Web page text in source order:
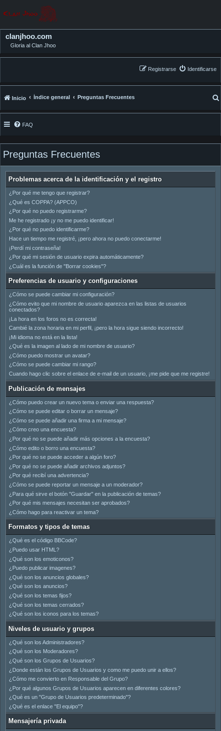
clanjhoo.com
Gloria al Clan Jhoo
Identificarse
Registrarse
Inicio Índice general Preguntas Frecuentes
FAQ
Preguntas Frecuentes
Problemas acerca de la identificación y el registro
¿Por qué me tengo que registrar?
¿Qué es COPPA? (APPCO)
¿Por qué no puedo registrarme?
Me he registrado ¡y no me puedo identificar!
¿Por qué no puedo identificarme?
Hace un tiempo me registré, ¡pero ahora no puedo conectarme!
¡Perdí mi contraseña!
¿Por qué mi sesión de usuario expira automáticamente?
¿Cuál es la función de "Borrar cookies"?
Preferencias de usuario y configuraciones
¿Cómo se puede cambiar mi configuración?
¿Cómo evito que mi nombre de usuario aparezca en las listas de usuarios
conectados?
¡La hora en los foros no es correcta!
Cambié la zona horaria en mi perfil, ¡pero la hora sigue siendo incorrecto!
¡Mi idioma no está en la lista!
¿Qué es la imagen al lado de mi nombre de usuario?
¿Cómo puedo mostrar un avatar?
¿Cómo se puede cambiar mi rango?
Cuando hago clic sobre el enlace de e-mail de un usuario, ¡me pide que me registre!
Publicación de mensajes
¿Cómo puedo crear un nuevo tema o enviar una respuesta?
¿Cómo se puede editar o borrar un mensaje?
¿Cómo se puede añadir una firma a mi mensaje?
¿Cómo creo una encuesta?
¿Por qué no se puede añadir más opciones a la encuesta?
¿Cómo edito o borro una encuesta?
¿Por qué no se puede acceder a algún foro?
¿Por qué no se puede añadir archivos adjuntos?
¿Por qué recibí una advertencia?
¿Cómo se puede reportar un mensaje a un moderador?
¿Para qué sirve el botón "Guardar" en la publicación de temas?
¿Por qué mis mensajes necesitan ser aprobados?
¿Cómo hago para reactivar un tema?
Formatos y tipos de temas
¿Qué es el código BBCode?
¿Puedo usar HTML?
¿Qué son los emoticonos?
¿Puedo publicar imagenes?
¿Qué son los anuncios globales?
¿Qué son los anuncios?
¿Qué son los temas fijos?
¿Qué son los temas cerrados?
¿Qué son los iconos para los temas?
Niveles de usuario y grupos
¿Qué son los Administradores?
¿Qué son los Moderadores?
¿Qué son los Grupos de Usuarios?
¿Donde están los Grupos de Usuarios y como me puedo unir a ellos?
¿Cómo me convierto en Responsable del Grupo?
¿Por qué algunos Grupos de Usuarios aparecen en diferentes colores?
¿Qué es un "Grupo de Usuarios predeterminado"?
¿Qué es el enlace "El equipo"?
Mensajería privada